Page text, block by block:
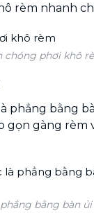
rèm nhanh
chóng phơi khô
phẳng bằng
gọn gàng rèm
bằng bàn